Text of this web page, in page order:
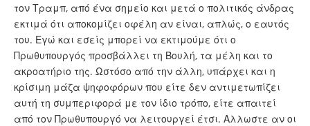
τον Τραμπ, από ένα σημείο και μετά ο πολιτικός άνδρας
εκτιμά ότι αποκομίζει οφέλη αν είναι, απλώς, ο εαυτός
του. Εγώ και εσείς μπορεί να εκτιμούμε ότι ο
Πρωθυπουργός προσβάλλει τη Βουλή, τα μέλη και το
ακροατήριο της. Ωστόσο από την άλλη, υπάρχει και η
κρίσιμη μάζα ψηφοφόρων που είτε δεν αντιμετωπίζει
αυτή τη συμπεριφορά με τον ίδιο τρόπο, είτε απαιτεί
από τον Πρωθυπουργό να λειτουργεί έτσι. Αλλωστε αν οι